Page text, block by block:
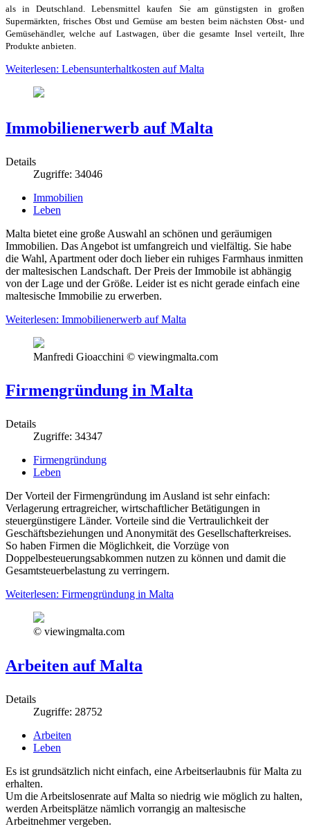
als in Deutschland. Lebensmittel kaufen Sie am günstigsten in großen
Supermärkten, frisches Obst und Gemüse am besten beim nächsten Obst- und
Gemüsehändler, welche auf Lastwagen, über die gesamte Insel verteilt, Ihre
Produkte anbieten.
Weiterlesen: Lebensunterhaltkosten auf Malta
Immobilienerwerb auf Malta
Details
Zugriffe: 34046
Immobilien
Leben
Malta bietet eine große Auswahl an schönen und geräumigen
Immobilien. Das Angebot ist umfangreich und vielfältig. Sie habe
die Wahl, Apartment oder doch lieber ein ruhiges Farmhaus inmitten
der maltesischen Landschaft. Der Preis der Immobile ist abhängig
von der Lage und der Größe. Leider ist es nicht gerade einfach eine
maltesische Immobilie zu erwerben.
Weiterlesen: Immobilienerwerb auf Malta
Manfredi Gioacchini © viewingmalta.com
Firmengründung in Malta
Details
Zugriffe: 34347
Firmengründung
Leben
Der Vorteil der Firmengründung im Ausland ist sehr einfach:
Verlagerung ertragreicher, wirtschaftlicher Betätigungen in
steuergünstigere Länder. Vorteile sind die Vertraulichkeit der
Geschäftsbeziehungen und Anonymität des Gesellschafterkreises.
So haben Firmen die Möglichkeit, die Vorzüge von
Doppelbesteuerungsabkommen nutzen zu können und damit die
Gesamtsteuerbelastung zu verringern.
Weiterlesen: Firmengründung in Malta
© viewingmalta.com
Arbeiten auf Malta
Details
Zugriffe: 28752
Arbeiten
Leben
Es ist grundsätzlich nicht einfach, eine Arbeitserlaubnis für Malta zu
erhalten.
Um die Arbeitslosenrate auf Malta so niedrig wie möglich zu halten,
werden Arbeitsplätze nämlich vorrangig an maltesische
Arbeitnehmer vergeben.